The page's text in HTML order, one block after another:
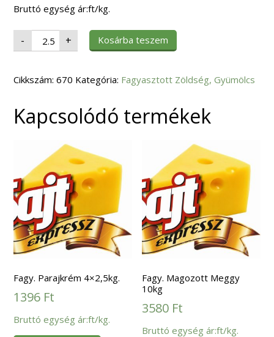
Bruttó egység ár:ft/kg.
- Fagy.
Leveszöldség
Kocka
+ Kosárba teszem
Cikkszám:670 Kategória: Fagyasztott Zöldség, Gyümölcs
Kapcsolódó termékek
Fagy. Parajkrém 4×2,5kg.
1396 Ft
Bruttó egység ár:ft/kg.
Fagy. Magozott Meggy
10kg
3580 Ft
Bruttó egység ár:ft/kg.